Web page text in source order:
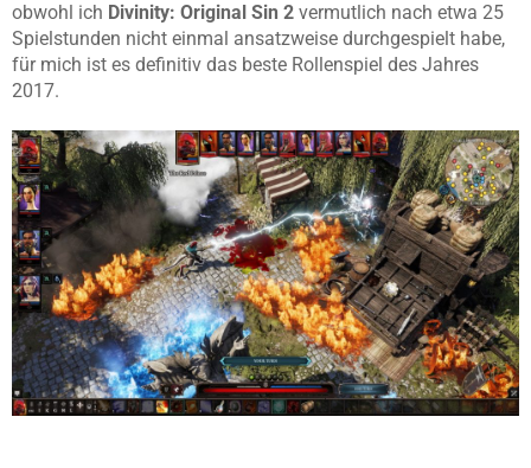
obwohl ich Divinity: Original Sin 2 vermutlich nach etwa 25
Spielstunden nicht einmal ansatzweise durchgespielt habe,
für mich ist es definitiv das beste Rollenspiel des Jahres
2017.